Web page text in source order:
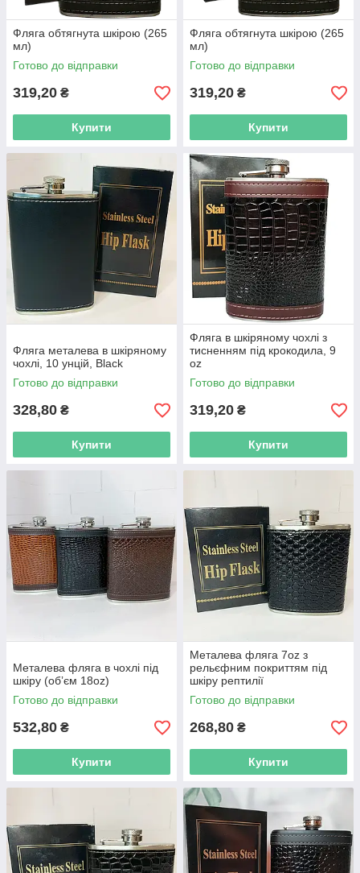
Фляга обтягнута шкірою (265
мл)
Готово до відправки
319,20 ₴
Купити
Фляга обтягнута шкірою (265
мл)
Готово до відправки
319,20 ₴
Купити
Фляга металева в шкіряному
чохлі, 10 унцій, Black
Готово до відправки
328,80 ₴
Купити
Фляга в шкіряному чохлі з
тисненням під крокодила, 9
oz
Готово до відправки
319,20 ₴
Купити
Металева фляга в чохлі під
шкіру (обʼєм 18oz)
Готово до відправки
532,80 ₴
Купити
Металева фляга 7oz з
рельєфним покриттям під
шкіру рептилії
Готово до відправки
268,80 ₴
Купити